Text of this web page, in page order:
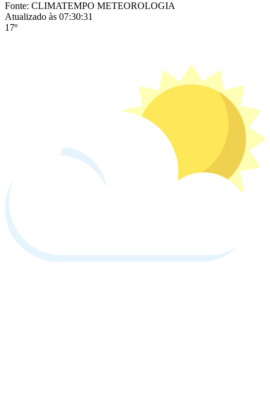
Fonte: CLIMATEMPO METEOROLOGIA
Atualizado às 07:30:31
17º